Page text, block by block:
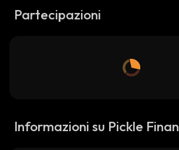
Partecipazioni
Informazioni su Pickle